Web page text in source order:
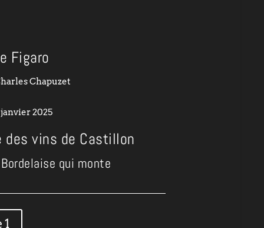
Figaro
Chapuzet
janvier 2025
des vins de Castillon
qui monte
1